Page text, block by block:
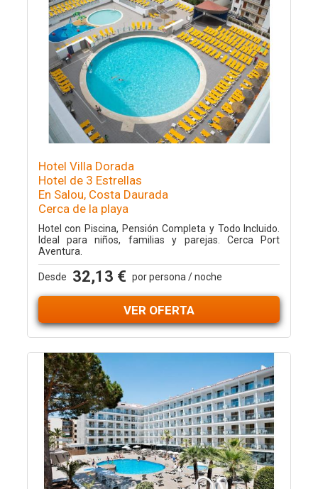
Hotel Villa Dorada
Hotel de 3 Estrellas
En Salou, Costa Daurada
Cerca de la playa
Hotel con Piscina, Pensión Completa y Todo Incluido.
Ideal para niños, familias y parejas. Cerca Port
Aventura.
Desde 32,13 € por persona / noche
VER OFERTA